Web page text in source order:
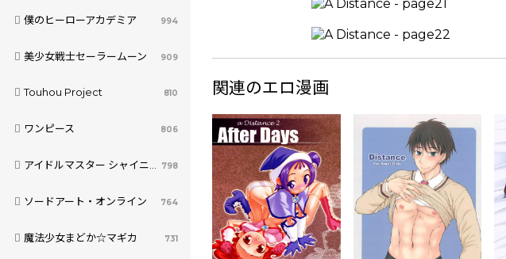
僕のヒーローアカデミア 994
美少女戦士セーラームーン 909
Touhou Project 810
ワンピース 806
アイドルマスター シャイニーカラーズ 798
ソードアート・オンライン 764
魔法少女まどか☆マギカ 731
関連のエロ漫画